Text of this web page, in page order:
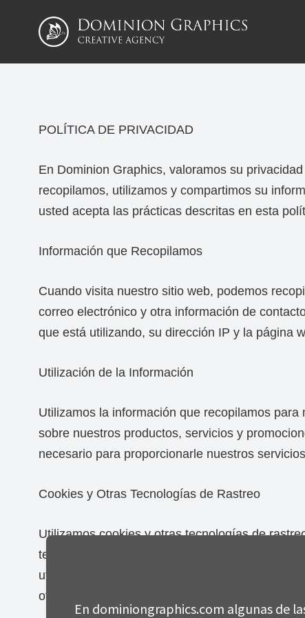
POLÍTICA DE PRIVACIDAD
En Dominion Graphics, valoramos su
recopilamos, utilizamos y compartimos su
usted acepta las prácticas descritas en esta
Información que Recopilamos
Cuando visita nuestro sitio web, podemos
correo electrónico y otra información de
que está utilizando, su dirección IP y la página
Utilización de la Información
Utilizamos la información que recopilamos
sobre nuestros productos, servicios y
necesario para proporcionarle nuestros
Cookies y Otras Tecnologías de Rastreo
Utilizamos cookies y otras tecnologías de
tecnologías nos permiten personalizar su
utilizar cookies y otras tecnologías de rastreo
otros materiales de marketing.
En dominiongraphics.com algunas de